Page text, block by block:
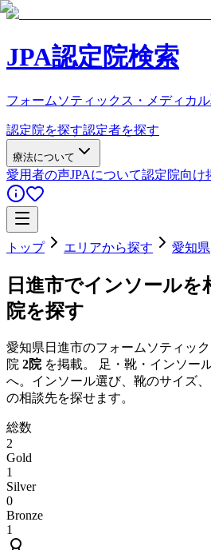
JPA認定院検索
フォームソティックス・メディカ
認定院を探す認定者を探す
療法について
愛用者の声JPAについて認定院向け
トップ エリアから探す 愛知県
日進市でインソールを
院を探す
愛知県 日進市のフォームソティッ
院 2院を掲載。 足・靴・インソー
へ。インソール選び、靴のサイズ
の相談先を探せます。
総数
2
Gold
1
Silver
0
Bronze
1